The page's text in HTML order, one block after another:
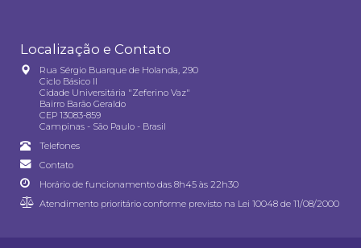
Localização e Contato
Rua Sérgio Buarque de Holanda, 290
Ciclo Básico II
Cidade Universitária "Zeferino Vaz"
Bairro Barão Geraldo
CEP 13083-859
Campinas - São Paulo - Brasil
Telefones
Contato
Horário de funcionamento das 8h45 às 22h30
Atendimento prioritário conforme previsto na Lei 10048 de 11/08/2000